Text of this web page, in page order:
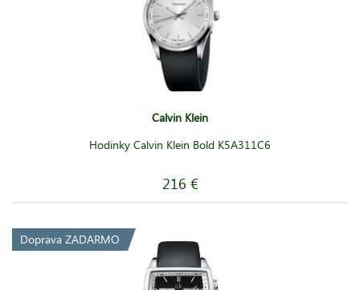
Calvin Klein
Hodinky Calvin Klein Bold K5A311C6
216 €
Doprava ZADARMO